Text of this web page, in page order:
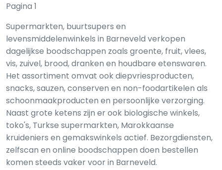
Pagina 1
Supermarkten, buurtsupers en
levensmiddelenwinkels in Barneveld verkopen
dagelijkse boodschappen zoals groente, fruit, vlees,
vis, zuivel, brood, dranken en houdbare etenswaren.
Het assortiment omvat ook diepvriesproducten,
snacks, sauzen, conserven en non-foodartikelen als
schoonmaakproducten en persoonlijke verzorging.
Naast grote ketens zijn er ook biologische winkels,
toko's, Turkse supermarkten, Marokkaanse
kruideniers en gemakswinkels actief. Bezorgdiensten,
zelfscan en online boodschappen doen bestellen
komen steeds vaker voor in Barneveld.